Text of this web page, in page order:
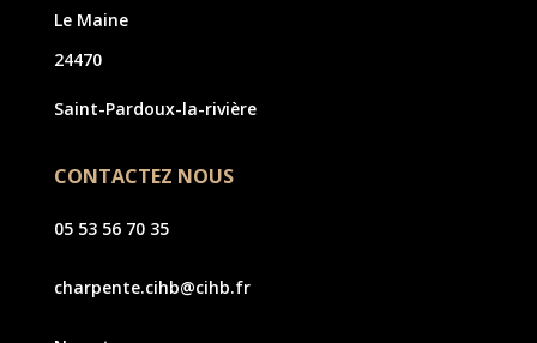
Le Maine
24470
Saint-Pardoux-la-rivière
CONTACTEZ NOUS
05 53 56 70 35
charpente.cihb@cihb.fr